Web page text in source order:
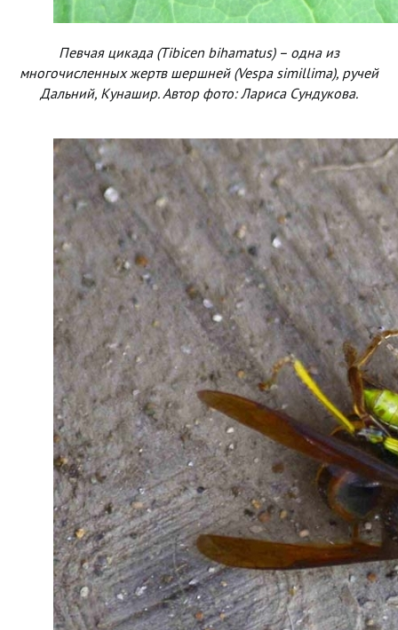
Певчая цикада (Tibicen bihamatus) – одна из
многочисленных жертв шершней (Vespa simillima), ручей
Дальний, Кунашир. Автор фото: Лариса Сундукова.